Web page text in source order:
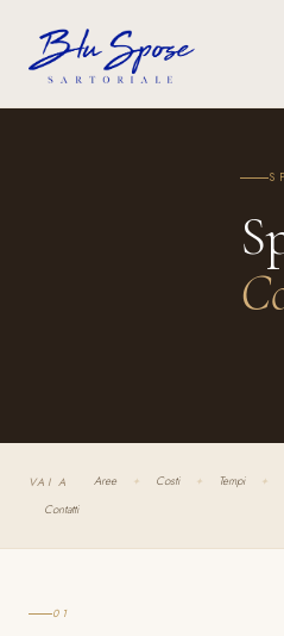
VAI A Aree ✦ Costi ✦ Tempi ✦
Contatti
01